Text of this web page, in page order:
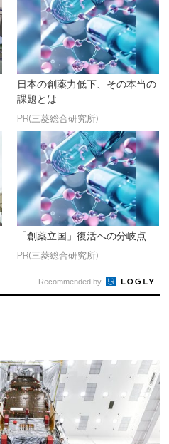
日本の創薬力低下、その本当の
課題とは
PR(三菱総合研究所)
「創薬立国」復活への分岐点
PR(三菱総合研究所)
Recommended by